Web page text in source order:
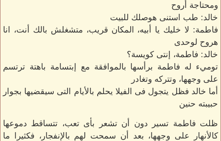
ومحتاجة أروح
خالد: طب استنى هوصلك للبيت
فاطمة: لا خليك يا أبيه، المكان قريب، متشغلش بالك أنت، انا
هروح لوحدى
خالد: فاطمة، إنتى كويسة؟
توميء له فاطمة برأسها بالموافقة مع إبتسامة باهتة ترتسم
على وجهها، وتتركه وتغادر
أما خالد فظل يتجول فى الفيلا يحلم بالأيام التى سيقضيها بجوار
حبيبته حنين
ظلت فاطمة تسير دون أن تشعر بأى تعب، تتساقط دموعها
كالأنهار على وجهها، بعد أن سمحت لهم بالإنفجار، فكثيرا ما